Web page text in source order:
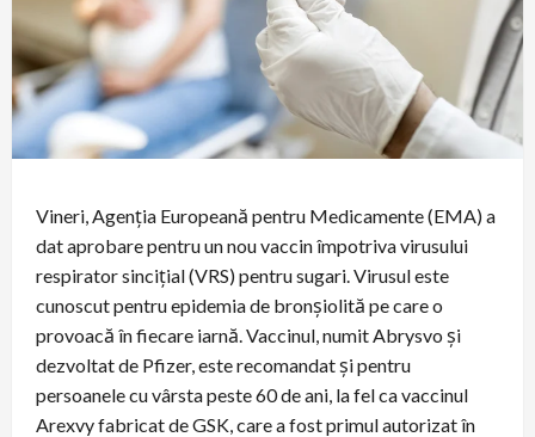
Vineri, Agenția Europeană pentru Medicamente (EMA) a
dat aprobare pentru un nou vaccin împotriva virusului
respirator sincițial (VRS) pentru sugari. Virusul este
cunoscut pentru epidemia de bronșiolită pe care o
provoacă în fiecare iarnă. Vaccinul, numit Abrysvo și
dezvoltat de Pfizer, este recomandat și pentru
persoanele cu vârsta peste 60 de ani, la fel ca vaccinul
Arexvy fabricat de GSK, care a fost primul autorizat în